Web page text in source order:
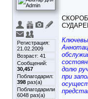
Регистрация:
21.02.2009
Возраст: 41
Сообщений:
30,457
Поблагодарил:
398 раз(а)
Поблагодарили
6048 раз(а)
долю
при